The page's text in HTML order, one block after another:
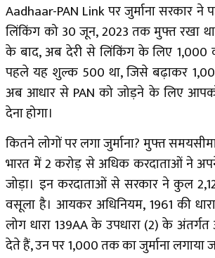
Aadhaar-PAN Link पर जुर्माना सरकार
लिंकिंग को 30 जून, 2023 तक मुफ्त रखा
के बाद, अब देरी से लिंकिंग के लिए ₹1,000
पहले यह शुल्क ₹500 था, जिसे बढ़ाकर
अब आधार से PAN को जोड़ने के लिए आपको
देना होगा।
कितने लोगों पर लगा जुर्माना? मुफ्त
भारत में 2 करोड़ से अधिक करदाताओं ने
जोड़ा। इन करदाताओं से सरकार ने कुल
वसूला है। आयकर अधिनियम, 1961 की
लोग धारा 139AA के उपधारा (2) के अंतर्गत
देते हैं, उन पर ₹1,000 तक का जुर्माना लगाया